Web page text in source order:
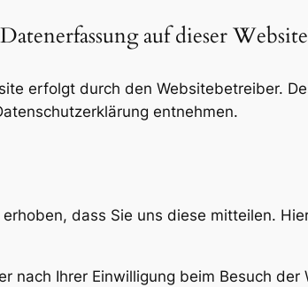
auf dieser
erfolgt durch den Websitebetreiber.
entnehmen.
dass Sie uns diese mitteilen.
nach Ihrer Einwilligung beim Besuch